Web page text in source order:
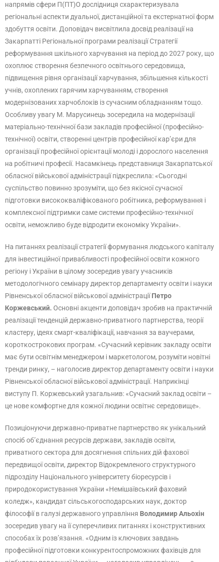
напрямів сфери П(ПТ)О дослідниця схарактеризувала
регіональні аспекти дуальної, дистанційної та екстернатної форм
здобуття освіти. Доповідач висвітлила досвід реалізації на
Закарпатті Регіональної програми реалізації Стратегії
реформування шкільного харчування на період до 2027 року, що
охоплює створення безпечного освітнього середовища,
підвищення рівня організації харчування, збільшення кількості
учнів, охоплених гарячим харчуванням, створення
модернізованих харчоблоків із сучасним обладнанням тощо.
Особливу увагу М. Марусинець зосередила на модернізації
матеріально-технічної бази закладів професійної (професійно-
технічної) освіти, створенні центрів професійної кар’єри для
організації професійної орієнтації молоді і дорослого населення
на робітничі професії. Насамкінець представниця Закарпатської
обласної військової адміністрації підкреслила: «Сьогодні
суспільство повинно зрозуміти, що без якісної сучасної
підготовки висококваліфікованого робітника, реформування і
комплексної підтримки саме системи професійно-технічної
освіти, неможливо буде відродити економіку України».
На питаннях реалізації стратегії формування людського капіталу
для інвестиційної привабливості професійної освіти кожного
регіону і України в цілому зосередив увагу учасників
методологічного семінару директор департаменту освіти і науки
Рівненської обласної військової адміністраціїПетро
Коржевський. Основні акценти доповідач зробив на практичній
реалізації тенденцій державно-приватного партнерства, теорії
кластеру, ідеях смарт-кваліфікації, навчання за ваучерами,
короткострокових програм. «Сучасний керівник закладу освіти
має бути освітнім менеджером і маркетологом, розуміти новітні
тренди ринку, – наголосив директор департаменту освіти і науки
Рівненської обласної військової адміністрації. Наприкінці
виступу П. Коржевський узагальнив: «Сучасний заклад освіти –
це нове комфортне для кожної людини освітнє середовище».
Позиціонуючи державно-приватне партнерство як унікальний
спосіб об’єднання ресурсів держави, закладів освіти,
приватного сектора для досягнення спільних дій фахової
передвищої освіти, директор Відокремленого структурного
підрозділу Національного університету біоресурсів і
природокористування України «Немішаївський фаховий
коледж», кандидат сільськогосподарських наук, доктор
філософії в галузі державного управління Володимир Альохін
зосередив увагу на її суперечливих питаннях і конструктивних
способах їх розв’язання. «Одним із ключових завдань
професійної підготовки конкурентоспроможних фахівців для